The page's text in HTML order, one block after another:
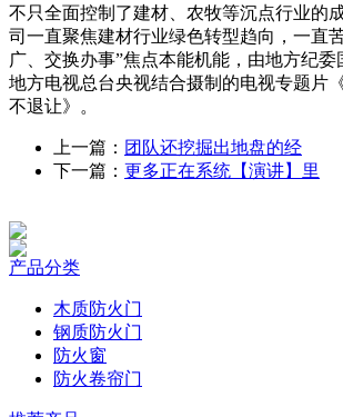
不只全面控制了建材、农牧等沉点行业的
司一直聚焦建材行业绿色转型趋向，一直
广、交换办事”焦点本能机能，由地方纪委
地方电视总台央视结合摄制的电视专题片
不退让》。
上一篇： 团队还挖掘出地盘的经
下一篇： 更多正在系统【演讲】里
产品分类
木质防火门
钢质防火门
防火窗
防火卷帘门